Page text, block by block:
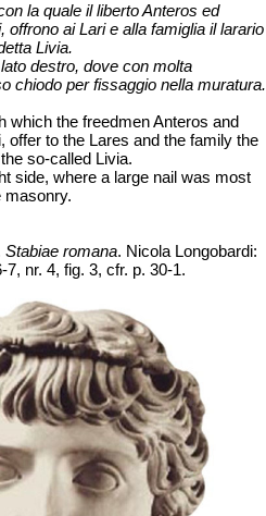
la quale il liberto Anteros ed
ai Lari e alla famiglia il larario
Livia.
destro, dove con molta
chiodo per fissaggio nella muratura.
which the freedmen Anteros and
offer to the Lares and the family the
so-called Livia.
side, where a large nail was most
masonry.
Stabiae romana. Nicola Longobardi:
nr. 4, fig. 3, cfr. p. 30-1.